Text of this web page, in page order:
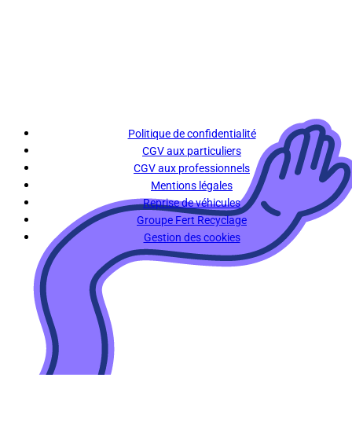
Politique de confidentialité
CGV aux particuliers
CGV aux professionnels
Mentions légales
Reprise de véhicules
Groupe Fert Recyclage
Gestion des cookies